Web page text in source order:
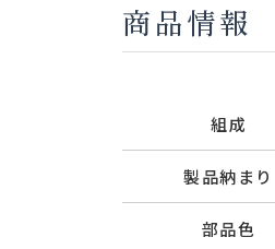
商品情報
組成
製品納まり
部品色